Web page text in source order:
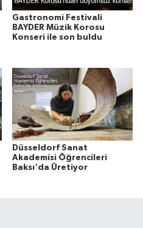
Gastronomi Festivali
BAYDER Müzik Korosu
Konseri ile son buldu
Düsseldorf Sanat
Akademisi Öğrencileri
Baksı'da Üretiyor